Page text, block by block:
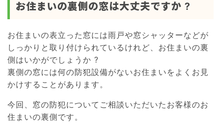
屋根リフォーム
お住まいの裏側の窓は大丈夫ですか ?
お住まいの表立った窓には雨戸や窓シャッターなどが
しっかりと取り付けられているけれど、お住まいの裏
側はいかがでしょうか ?
裏側の窓には何の防犯設備がないお住まいをよくお見
かけすることがあります。
今回、窓の防犯についてご相談いただいたお客様のお
住まいの裏側です。